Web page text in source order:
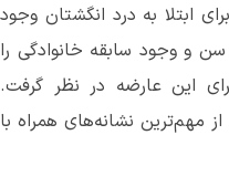
ابتلا به درد انگشتان وجود
سن و وجود سابقه خانوادگی را
این عارضه در نظر گرفت‌.
مهم‌ترین نشانه‌های همراه با